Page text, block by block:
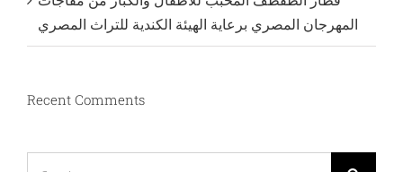
المهرجان المصري برعاية الهيئة الكندية للتراث المصري
Recent Comments